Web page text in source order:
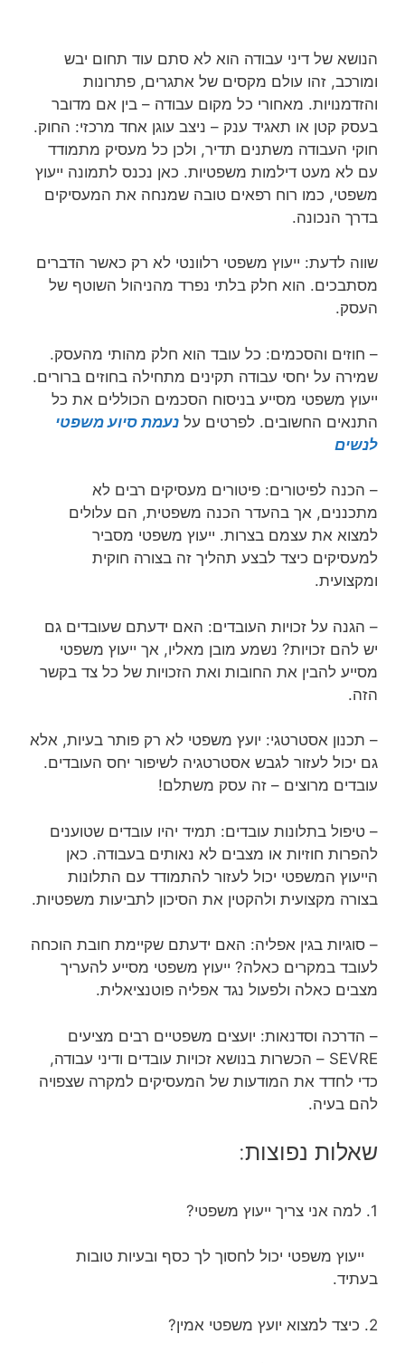
הנושא של דיני עבודה הוא לא סתם עוד תחום יבש
ומורכב, זהו עולם מקסים של אתגרים, פתרונות
והזדמנויות. מאחורי כל מקום עבודה – בין אם מדובר
בעסק קטן או תאגיד ענק – ניצב עוגן אחד מרכזי: החוק.
חוקי העבודה משתנים תדיר, ולכן כל מעסיק מתמודד
עם לא מעט דילמות משפטיות. כאן נכנס לתמונה ייעוץ
משפטי, כמו רוח רפאים טובה שמנחה את המעסיקים
בדרך הנכונה.
שווה לדעת: ייעוץ משפטי רלוונטי לא רק כאשר הדברים
מסתבכים. הוא חלק בלתי נפרד מהניהול השוטף של
העסק.
– חוזים והסכמים: כל עובד הוא חלק מהותי מהעסק.
שמירה על יחסי עבודה תקינים מתחילה בחוזים ברורים.
ייעוץ משפטי מסייע בניסוח הסכמים הכוללים את כל
התנאים החשובים. לפרטים על נעמת סיוע משפטי
לנשים
– הכנה לפיטורים: פיטורים מעסיקים רבים לא
מתכננים, אך בהעדר הכנה משפטית, הם עלולים
למצוא את עצמם בצרות. ייעוץ משפטי מסביר
למעסיקים כיצד לבצע תהליך זה בצורה חוקית
ומקצועית.
– הגנה על זכויות העובדים: האם ידעתם שעובדים גם
יש להם זכויות? נשמע מובן מאליו, אך ייעוץ משפטי
מסייע להבין את החובות ואת הזכויות של כל צד בקשר
הזה.
– תכנון אסטרטגי: יועץ משפטי לא רק פותר בעיות, אלא
גם יכול לעזור לגבש אסטרטגיה לשיפור יחס העובדים.
עובדים מרוצים – זה עסק משתלם!
– טיפול בתלונות עובדים: תמיד יהיו עובדים שטוענים
להפרות חוזיות או מצבים לא נאותים בעבודה. כאן
הייעוץ המשפטי יכול לעזור להתמודד עם התלונות
בצורה מקצועית ולהקטין את הסיכון לתביעות משפטיות.
– סוגיות בגין אפליה: האם ידעתם שקיימת חובת הוכחה
לעובד במקרים כאלה? ייעוץ משפטי מסייע להעריך
מצבים כאלה ולפעול נגד אפליה פוטנציאלית.
– הדרכה וסדנאות: יועצים משפטיים רבים מציעים
SEVRE – הכשרות בנושא זכויות עובדים ודיני עבודה,
כדי לחדד את המודעות של המעסיקים למקרה שצפויה
להם בעיה.
שאלות נפוצות:
1. למה אני צריך ייעוץ משפטי?
ייעוץ משפטי יכול לחסוך לך כסף ובעיות טובות
בעתיד.
2. כיצד למצוא יועץ משפטי אמין?